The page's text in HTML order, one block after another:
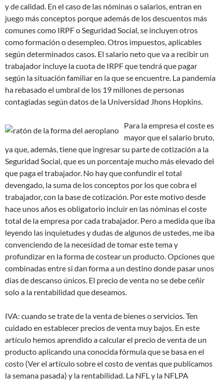
y de calidad. En el caso de las nóminas o salarios, entran en
juego más conceptos porque además de los descuentos más
comunes como IRPF o Seguridad Social, se incluyen otros
como formación o desempleo. Otros impuestos, aplicables
según determinados casos. El salario neto que va a recibir un
trabajador incluye la cuota de IRPF que tendrá que pagar
según la situación familiar en la que se encuentre. La pandemia
ha rebasado el umbral de los 19 millones de personas
contagiadas según datos de la Universidad Jhons Hopkins.
Para la empresa el coste es
mayor que el salario bruto,
ya que, además, tiene que ingresar su parte de cotización a la
Seguridad Social, que es un porcentaje mucho más elevado del
que paga el trabajador. No hay que confundir el total
devengado, la suma de los conceptos por los que cobra el
trabajador, con la base de cotización. Por este motivo desde
hace unos años es obligatorio incluir en las nóminas el coste
total de la empresa por cada trabajador. Pero a medida que iba
leyendo las inquietudes y dudas de algunos de ustedes, me iba
convenciendo de la necesidad de tomar este tema y
profundizar en la forma de costear un producto. Opciones que
combinadas entre si dan forma a un destino donde pasar unos
días de descanso únicos. El precio de venta no se debe ceñir
solo a la rentabilidad que deseamos.
IVA: cuando se trate de la venta de bienes o servicios. Ten
cuidado en establecer precios de venta muy bajos. En este
artículo hemos aprendido a calcular el precio de venta de un
producto aplicando una conocida fórmula que se basa en el
costo (Ver el artículo sobre el costo de ventas que publicamos
la semana pasada) y la rentabilidad. La NFL y la NFLPA